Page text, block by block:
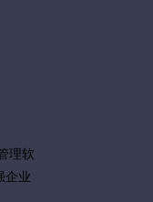
理软
企业